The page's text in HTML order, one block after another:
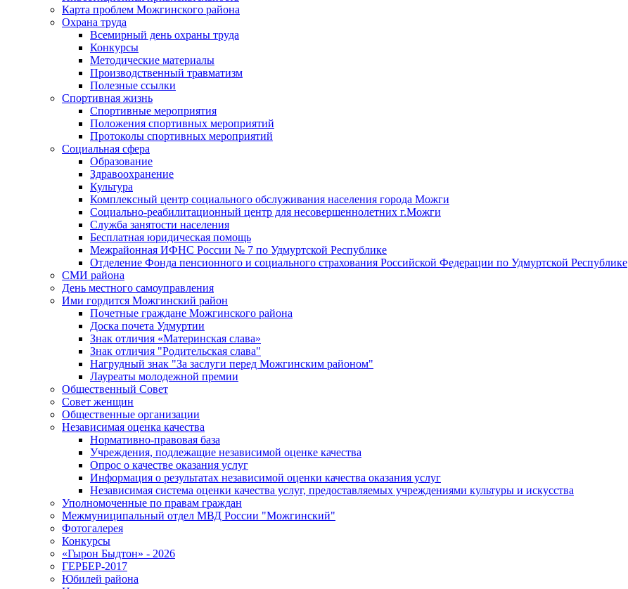
Карта проблем Можгинского района
Охрана труда
Всемирный день охраны труда
Конкурсы
Методические материалы
Производственный травматизм
Полезные ссылки
Спортивная жизнь
Спортивные мероприятия
Положения спортивных мероприятий
Протоколы спортивных мероприятий
Социальная сфера
Образование
Здравоохранение
Культура
Комплексный центр социального обслуживания населения города Можги
Социально-реабилитационный центр для несовершеннолетних г.Можги
Служба занятости населения
Бесплатная юридическая помощь
Межрайонная ИФНС России № 7 по Удмуртской Республике
Отделение Фонда пенсионного и социального страхования Российской Федерации по Удмуртской Республике
СМИ района
День местного самоуправления
Ими гордится Можгинский район
Почетные граждане Можгинского района
Доска почета Удмуртии
Знак отличия «Материнская слава»
Знак отличия "Родительская слава"
Нагрудный знак "За заслуги перед Можгинским районом"
Лауреаты молодежной премии
Общественный Совет
Совет женщин
Общественные организации
Независимая оценка качества
Нормативно-правовая база
Учреждения, подлежащие независимой оценке качества
Опрос о качестве оказания услуг
Информация о результатах независимой оценки качества оказания услуг
Независимая система оценки качества услуг, предоставляемых учреждениями культуры и искусства
Уполномоченные по правам граждан
Межмуниципальный отдел МВД России "Можгинский"
Фотогалерея
Конкурсы
«Гырон Быдтон» - 2026
ГЕРБЕР-2017
Юбилей района